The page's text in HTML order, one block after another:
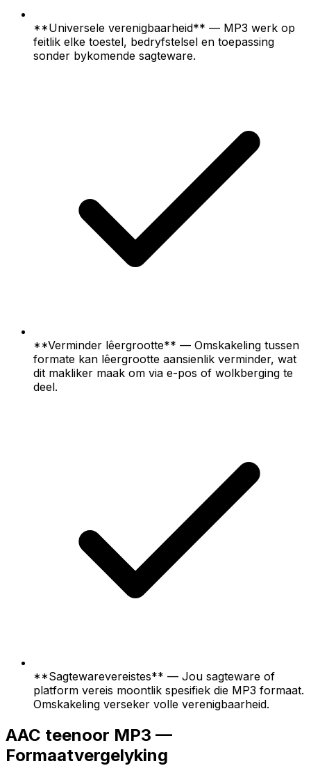
**Universele verenigbaarheid** — MP3 werk op
feitlik elke toestel, bedryfstelsel en toepassing
sonder bykomende sagteware.
**Verminder lêergrootte** — Omskakeling tussen
formate kan lêergrootte aansienlik verminder, wat
dit makliker maak om via e-pos of wolkberging te
deel.
**Sagtewarevereistes** — Jou sagteware of
platform vereis moontlik spesifiek die MP3 formaat.
Omskakeling verseker volle verenigbaarheid.
AAC teenoor MP3 —
Formaatvergelyking